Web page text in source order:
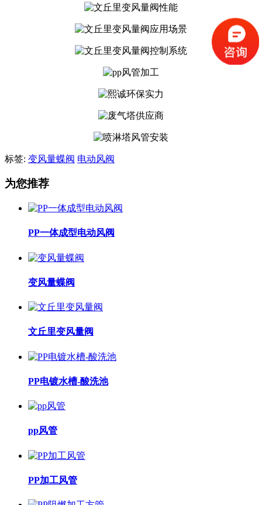
标签: 变风量蝶阀 电动风阀
为您推荐
PP一体成型电动风阀
变风量蝶阀
文丘里变风量阀
PP电镀水槽-酸洗池
pp风管
PP加工风管